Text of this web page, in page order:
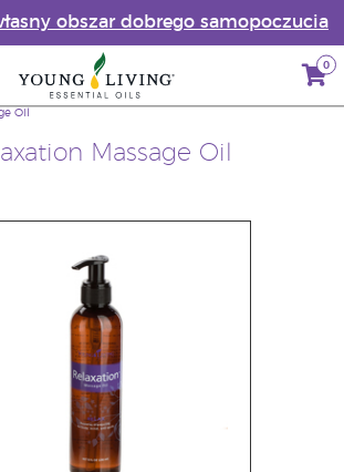
obszar dobrego samopoczucia
0
Massage Oil
Oil